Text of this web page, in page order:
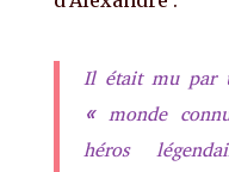
Il était mu par
« monde
héros